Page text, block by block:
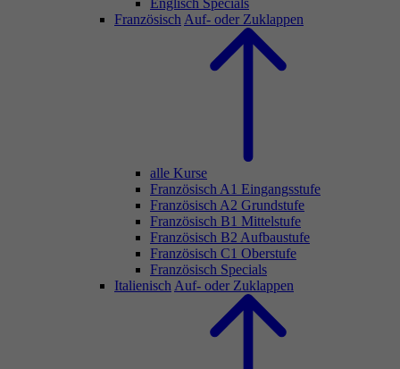
Englisch Specials
Französisch Auf- oder Zuklappen
alle Kurse
Französisch A1 Eingangsstufe
Französisch A2 Grundstufe
Französisch B1 Mittelstufe
Französisch B2 Aufbaustufe
Französisch C1 Oberstufe
Französisch Specials
Italienisch Auf- oder Zuklappen